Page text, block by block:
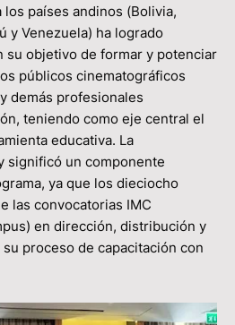
los países andinos (Bolivia,
y Venezuela) ha logrado
su objetivo de formar y potenciar
públicos cinematográficos
demás profesionales
teniendo como eje central el
educativa. La
significó un componente
ya que los dieciocho
las convocatorias IMC
en dirección, distribución y
proceso de capacitación con